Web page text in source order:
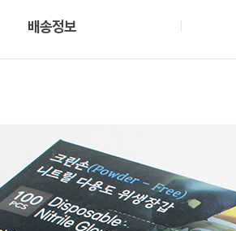
배송정보